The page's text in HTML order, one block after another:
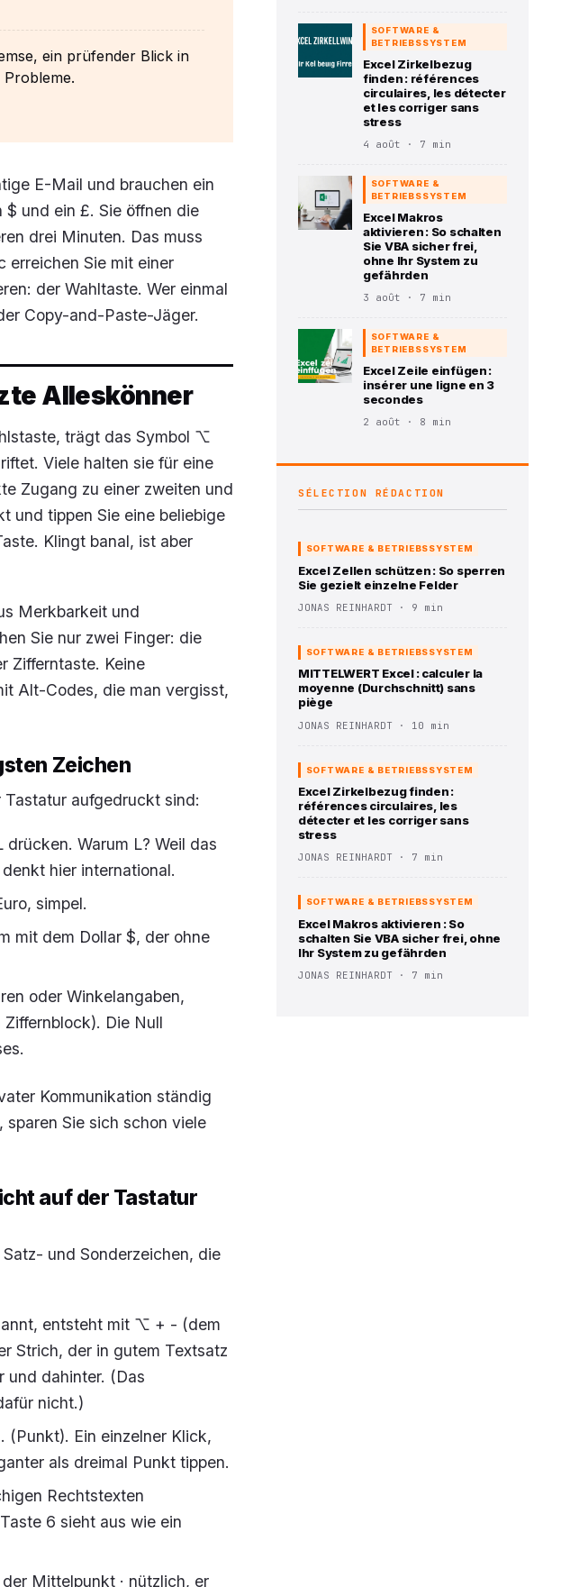
ein prüfender Blick in
Probleme.
E-Mail und brauchen ein
und ein £. Sie öffnen die
drei Minuten. Das muss
erreichen Sie mit einer
der Wahltaste. Wer einmal
Copy-and-Paste-Jäger.
Alleskönner
trägt das Symbol ⌥
Viele halten sie für eine
Zugang zu einer zweiten und
und tippen Sie eine beliebige
Klingt banal, ist aber
Merkbarkeit und
Sie nur zwei Finger: die
Zifferntaste. Keine
Alt-Codes, die man vergisst,
Zeichen
aufgedruckt sind:
Warum L? Weil das
hier international.
simpel.
mit dem Dollar $, der ohne
oder Winkelangaben,
Die Null
Kommunikation ständig
sparen Sie sich schon viele
auf der Tastatur
und Sonderzeichen, die
entsteht mit ⌥ + - (dem
Strich, der in gutem Textsatz
und dahinter. (Das
nicht.)
Ein einzelner Klick,
als dreimal Punkt tippen.
Rechtstexten
6 sieht aus wie ein
Mittelpunkt · nützlich, er
SOFTWARE &
BETRIEBSSYSTEM
Excel Zirkelbezug
finden : références
circulaires, les détecter
et les corriger sans
stress
4 août · 7 min
SOFTWARE &
BETRIEBSSYSTEM
Excel Makros
aktivieren : So schalten
Sie VBA sicher frei,
ohne Ihr System zu
gefährden
3 août · 7 min
SOFTWARE &
BETRIEBSSYSTEM
Excel Zeile einfügen :
insérer une ligne en 3
secondes
2 août · 8 min
SÉLECTION RÉDACTION
SOFTWARE & BETRIEBSSYSTEM
Excel Zellen schützen : So sperren
Sie gezielt einzelne Felder
JONAS REINHARDT · 9 min
SOFTWARE & BETRIEBSSYSTEM
MITTELWERT Excel : calculer la
moyenne (Durchschnitt) sans
piège
JONAS REINHARDT · 10 min
SOFTWARE & BETRIEBSSYSTEM
Excel Zirkelbezug finden :
références circulaires, les
détecter et les corriger sans
stress
JONAS REINHARDT · 7 min
SOFTWARE & BETRIEBSSYSTEM
Excel Makros aktivieren : So
schalten Sie VBA sicher frei, ohne
Ihr System zu gefährden
JONAS REINHARDT · 7 min